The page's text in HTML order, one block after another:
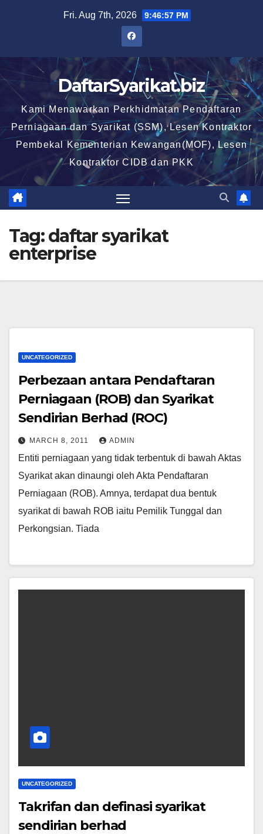
Fri. Aug 7th, 2026 9:46:58 PM
DaftarSyarikat.biz
Kami Menawarkan Perkhidmatan Pendaftaran
Perniagaan dan Syarikat (SSM), Lesen Kontraktor
Pembekal Kementerian Kewangan(MOF), Lesen
Kontraktor CIDB dan PKK
Tag:daftar syarikat
enterprise
UNCATEGORIZED
Perbezaan antara Pendaftaran
Perniagaan (ROB) dan Syarikat
Sendirian Berhad (ROC)
MARCH 8, 2011 ADMIN
Entiti perniagaan yang tidak terbentuk di bawah Aktas
Syarikat akan dinaungi oleh Akta Pendaftaran
Perniagaan (ROB). Amnya, terdapat dua bentuk
syarikat di bawah ROB iaitu Pemilik Tunggal dan
Perkongsian. Tiada
UNCATEGORIZED
Takrifan dan definasi syarikat
sendirian berhad